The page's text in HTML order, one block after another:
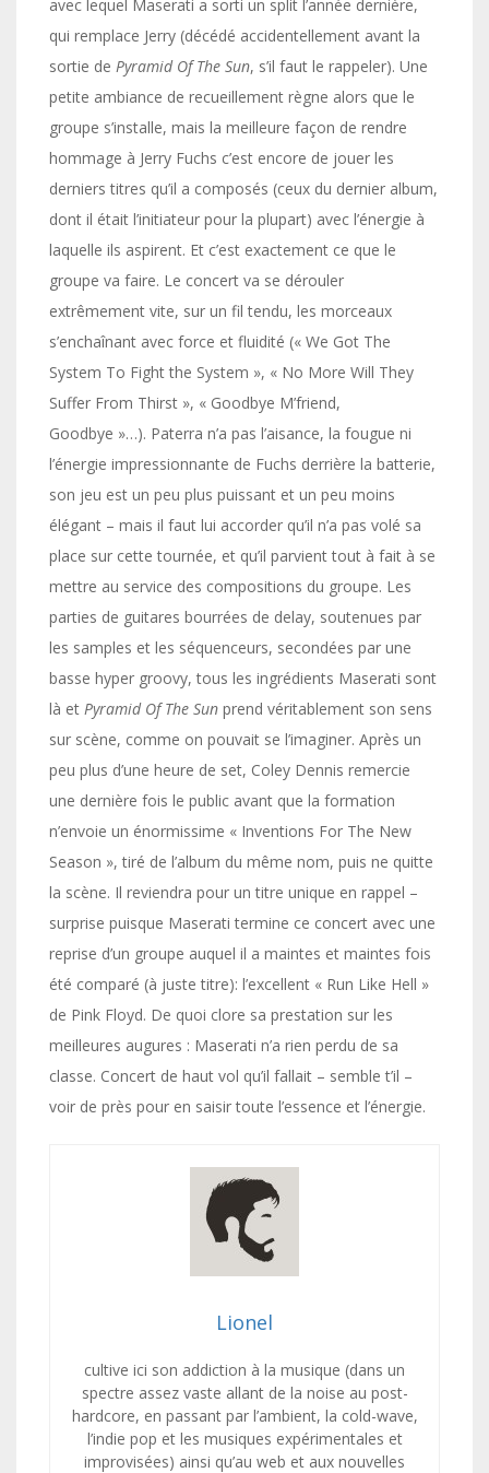
avec lequel Maserati a sorti un split l’année dernière,
qui remplace Jerry (décédé accidentellement avant la
sortie de Pyramid Of The Sun, s’il faut le rappeler). Une
petite ambiance de recueillement règne alors que le
groupe s’installe, mais la meilleure façon de rendre
hommage à Jerry Fuchs c’est encore de jouer les
derniers titres qu’il a composés (ceux du dernier album,
dont il était l’initiateur pour la plupart) avec l’énergie à
laquelle ils aspirent. Et c’est exactement ce que le
groupe va faire. Le concert va se dérouler
extrêmement vite, sur un fil tendu, les morceaux
s’enchaînant avec force et fluidité (« We Got The
System To Fight the System », « No More Will They
Suffer From Thirst », « Goodbye M’friend,
Goodbye »…). Paterra n’a pas l’aisance, la fougue ni
l’énergie impressionnante de Fuchs derrière la batterie,
son jeu est un peu plus puissant et un peu moins
élégant – mais il faut lui accorder qu’il n’a pas volé sa
place sur cette tournée, et qu’il parvient tout à fait à se
mettre au service des compositions du groupe. Les
parties de guitares bourrées de delay, soutenues par
les samples et les séquenceurs, secondées par une
basse hyper groovy, tous les ingrédients Maserati sont
là et Pyramid Of The Sun prend véritablement son sens
sur scène, comme on pouvait se l’imaginer. Après un
peu plus d’une heure de set, Coley Dennis remercie
une dernière fois le public avant que la formation
n’envoie un énormissime « Inventions For The New
Season », tiré de l’album du même nom, puis ne quitte
la scène. Il reviendra pour un titre unique en rappel –
surprise puisque Maserati termine ce concert avec une
reprise d’un groupe auquel il a maintes et maintes fois
été comparé (à juste titre): l’excellent « Run Like Hell »
de Pink Floyd. De quoi clore sa prestation sur les
meilleures augures : Maserati n’a rien perdu de sa
classe. Concert de haut vol qu’il fallait – semble t’il –
voir de près pour en saisir toute l’essence et l’énergie.
Lionel
cultive ici son addiction à la musique (dans un
spectre assez vaste allant de la noise au post-
hardcore, en passant par l’ambient, la cold-wave,
l’indie pop et les musiques expérimentales et
improvisées) ainsi qu’au web et aux nouvelles